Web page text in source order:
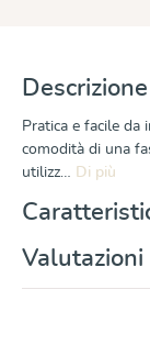
Descrizione
Pratica e facile da
comodità di una
utilizz… Di più
Valutazioni